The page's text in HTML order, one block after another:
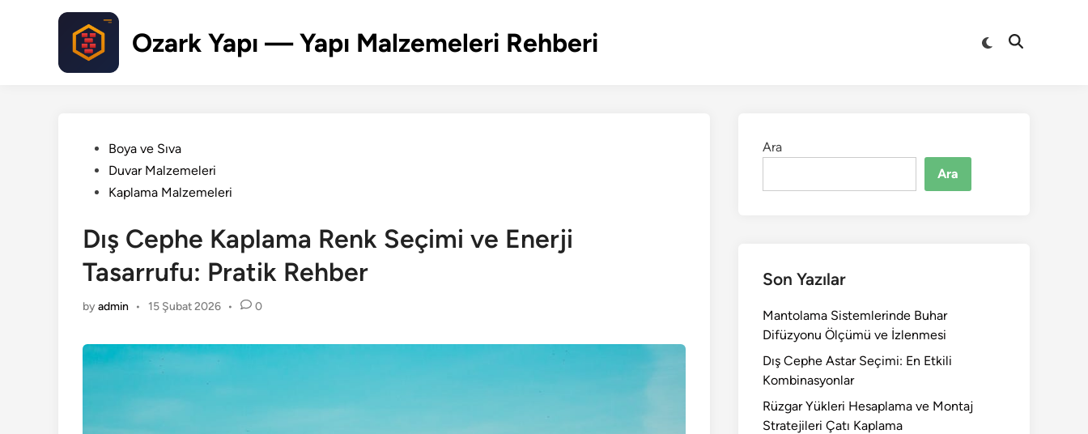
Ozark Yapı — Yapı Malzemeleri Rehberi
Switch
Open
PostedBoya ve Sıva
Duvar Malzemeleri
Kaplama Malzemeleri
Dış Cephe Kaplama Renk Seçimi ve Enerji
Tasarrufu: Pratik Rehber
byadmin • 15 Şubat 2026 • 0
Ara
Ara
Son Yazılar
Mantolama Sistemlerinde Buhar
Difüzyonu Ölçümü ve İzlenmesi
Dış Cephe Astar Seçimi: En Etkili
Kombinasyonlar
Rüzgar Yükleri Hesaplama ve Montaj
Stratejileri Çatı Kaplama